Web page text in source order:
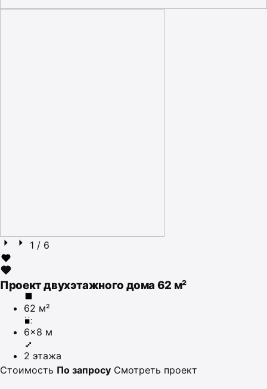
1 / 6
Проект двухэтажного дома 62 м²
62 м²
6×8 м
2 этажа
Стоимость По запросу Смотреть проект